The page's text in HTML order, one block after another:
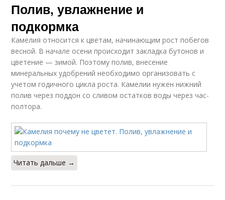
Полив, увлажнение и
подкормка
Камелия относится к цветам, начинающим рост побегов
весной. В начале осени происходит закладка бутонов и
цветение — зимой. Поэтому полив, внесение
минеральных удобрений необходимо организовать с
учетом годичного цикла роста. Камелии нужен нижний
полив через поддон со сливом остатков воды через час-
полтора.
Читать дальше →